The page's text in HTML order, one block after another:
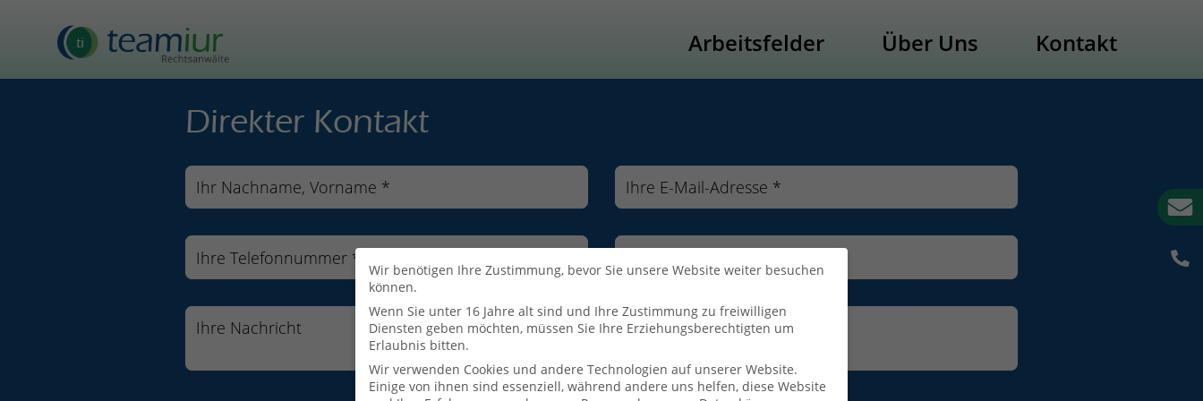
Arbeitsfelder Über Uns Kontakt
Direkter Kontakt
Wir benötigen Ihre Zustimmung, bevor Sie unsere Website weiter besuchen
können.
Wenn Sie unter 16 Jahre alt sind und Ihre Zustimmung zu freiwilligen
Diensten geben möchten, müssen Sie Ihre Erziehungsberechtigten um
Erlaubnis bitten.
Wir verwenden Cookies und andere Technologien auf unserer Website.
Einige von ihnen sind essenziell, während andere uns helfen, diese Website